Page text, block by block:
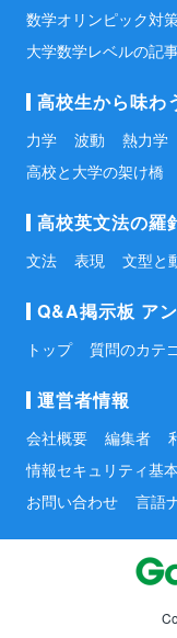
数学オリンピック対
大学数学レベルの記
高校生から味わ
力学 波動 熱力学
高校と大学の架け橋
高校英文法の羅
文法 表現 文型と
Q&A掲示板 ア
トップ 質問のカテ
運営者情報
会社概要 編集者
情報セキュリティ基
お問い合わせ
言語